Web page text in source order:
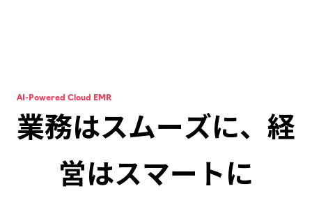
AI-Powered Cloud EMR
業務はスムーズに、 経
営はスマートに